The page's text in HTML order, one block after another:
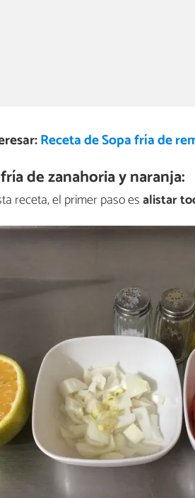
Receta de Sopa fría de
de zanahoria y naranja:
receta, el primer paso esalistar